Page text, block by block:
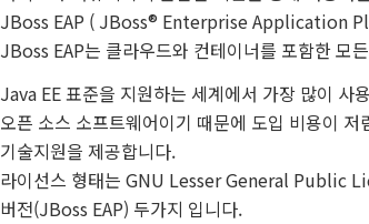
JBoss EAP ( JBoss® Enterprise Application
JBoss EAP는 클라우드와 컨테이너를 포함한 모
Java EE 표준을 지원하는 세계에서 가장 많이 사
오픈 소스 소프트웨어이기 때문에 도입 비용이
기술지원을 제공합니다.
라이선스 형태는 GNU Lesser General Public
버전(JBoss EAP) 두가지 입니다.